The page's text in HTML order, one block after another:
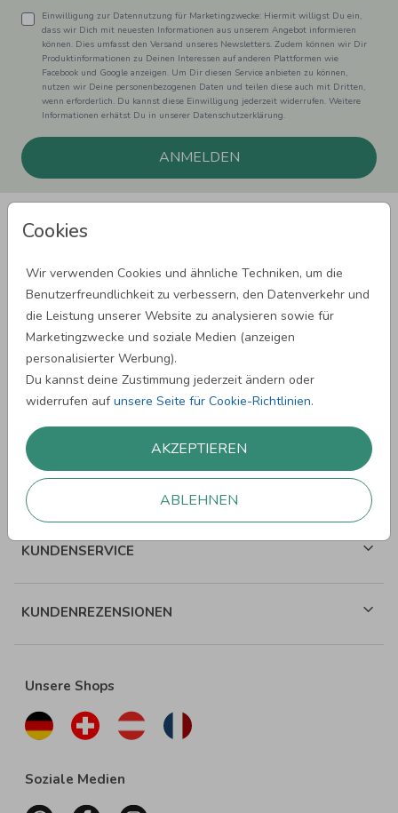
Cookies
Wir verwenden Cookies und ähnliche Techniken, um die
Benutzerfreundlichkeit zu verbessern, den Datenverkehr und
die Leistung unserer Website zu analysieren sowie für
Marketingzwecke und soziale Medien (anzeigen
personalisierter Werbung).
Du kannst deine Zustimmung jederzeit ändern oder
widerrufen aufunsere Seite für Cookie-Richtlinien.
AKZEPTIEREN
ABLEHNEN
Einwilligung zur Datennutzung für Marketingzwecke: Hiermit willigst Du ein,
dass wir Dich mit neuesten Informationen aus unserem Angebot informieren
können. Dies umfasst den Versand unseres Newsletters. Zudem können wir Dir
Produktinformationen zu Deinen Interessen auf anderen Plattformen wie
Facebook und Google anzeigen. Um Dir diesen Service anbieten zu können,
nutzen wir Deine personenbezogenen Daten und teilen diese auch mit Dritten,
wenn erforderlich. Du kannst diese Einwilligung jederzeit widerrufen. Weitere
Informationen erhätst Du in unserer Datenschutzerklärung.
ANMELDEN
SPRÜCHE ZUM GEBURTSTAG
SPRÜCHE ZUR HOCHZEIT
WEITERE SPRÜCHE
ÜBER WUNDERKARTEN
KUNDENSERVICE
KUNDENREZENSIONEN
Unsere Shops
Soziale Medien